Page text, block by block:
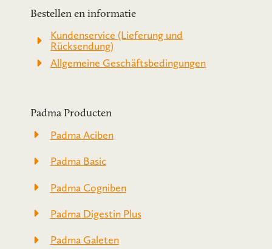
Bestellen en informatie
Kundenservice (Lieferung und
Rücksendung)
Allgemeine Geschäftsbedingungen
Padma Producten
Padma Aciben
Padma Basic
Padma Cogniben
Padma Digestin Plus
Padma Galeten